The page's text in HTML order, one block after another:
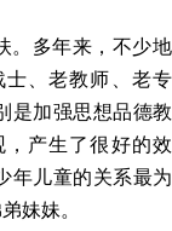
。多年来，不少地
、老教师、老专
是加强思想品德教
产生了很好的效
年儿童的关系最为
妹妹。